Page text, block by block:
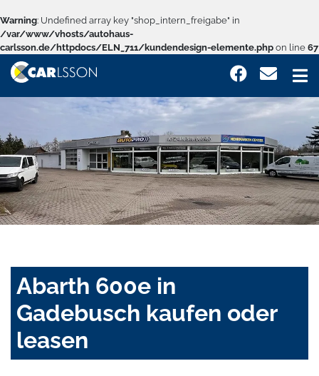
Warning: Undefined array key "shop_intern_freigabe" in
/var/www/vhosts/autohaus-
carlsson.de/httpdocs/ELN_711/kundendesign-elemente.php on line 67
Abarth 600e in
Gadebusch kaufen oder
leasen